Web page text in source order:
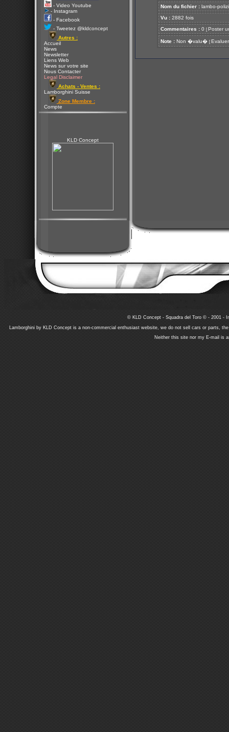
- Video Youtube
- Instagram
- Facebook
- Tweetez @kldconcept
Autres :
Accueil
News
Newsletter
Liens Web
News sur votre site
Nous Contacter
Legal Disclaimer
Achats - Ventes :
Lamborghini Suisse
Zone Membre :
Compte
KLD Concept
Nom du fichier : lambo-
Vu : 2882 fois
Commentaires : 0 [ Poster
Note : Non �valu� [ Evaluer
© KLD Concept - Squadra del Toro © - 2001 -
Lamborghini by KLD Concept is a non-commercial enthusiast website, we do not sell cars or parts,
Neither this site nor my E-mail is